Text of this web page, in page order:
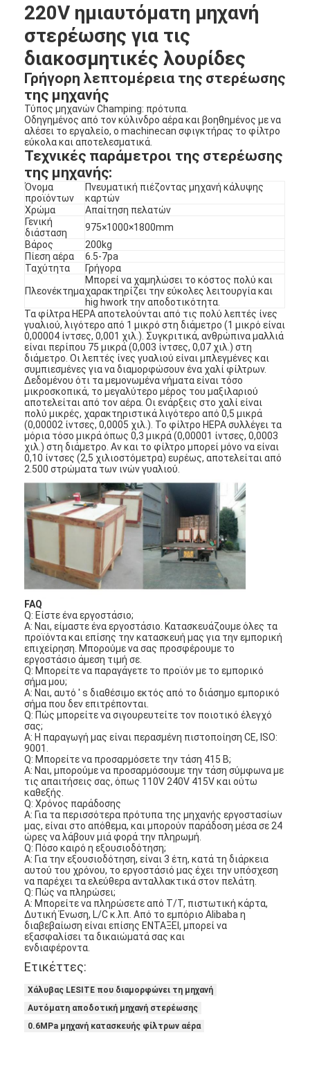
Σπίτι
Προϊόντα
Βίντεο
Σχετικά με εμάς
Επισκεψή εργοστασίου
Έλεγχος ποιότητας
Επικοινωνήστε μαζί μας
Ειδήσεις
Μιλήστε τώρα.
Φίλτρο αέρα που κατασκευάζει τη μηχανή
Μηχανή κατασκευής φίλτρων αέρα
220V ημιαυτόματη μηχανή
στερέωσης για τις
διακοσμητικές λουρίδες
Γρήγορη λεπτομέρεια της στερέωσης
της μηχανής
Τύπος μηχανών Champing: πρότυπα.
Οδηγημένος από τον κύλινδρο αέρα και βοηθημένος με να
αλέσει το εργαλείο, ο machinecan σφιγκτήρας το φίλτρο
εύκολα και αποτελεσματικά.
Τεχνικές παράμετροι της στερέωσης
της μηχανής:
Όνομα
προϊόντων
Πνευματική πιέζοντας μηχανή κάλυψης
καρτών
Χρώμα
Απαίτηση πελατών
Γενική
διάσταση
975×1000×1800mm
Βάρος
200kg
Πίεση αέρα
6.5-7pa
Ταχύτητα
Γρήγορα
Πλεονέκτημα
Μπορεί να χαμηλώσει το κόστος πολύ και
χαρακτηρίζει την εύκολες λειτουργία και
hig hwork την αποδοτικότητα.
Τα φίλτρα HEPA αποτελούνται από τις πολύ λεπτές ίνες
γυαλιού, λιγότερο από 1 μικρό στη διάμετρο (1 μικρό είναι
0,00004 ίντσες, 0,001 χιλ.). Συγκριτικά, ανθρώπινα μαλλιά
είναι περίπου 75 μικρά (0,003 ίντσες, 0,07 χιλ.) στη
διάμετρο. Οι λεπτές ίνες γυαλιού είναι μπλεγμένες και
συμπιεσμένες για να διαμορφώσουν ένα χαλί φίλτρων.
Δεδομένου ότι τα μεμονωμένα νήματα είναι τόσο
μικροσκοπικά, το μεγαλύτερο μέρος του μαξιλαριού
αποτελείται από τον αέρα. Οι ενάρξεις στο χαλί είναι
πολύ μικρές, χαρακτηριστικά λιγότερο από 0,5 μικρά
(0,00002 ίντσες, 0,0005 χιλ.). Το φίλτρο HEPA συλλέγει τα
μόρια τόσο μικρά όπως 0,3 μικρά (0,00001 ίντσες, 0,0003
χιλ.) στη διάμετρο. Αν και το φίλτρο μπορεί μόνο να είναι
0,10 ίντσες (2,5 χιλιοστόμετρα) ευρέως, αποτελείται από
2.500 στρώματα των ινών γυαλιού.
FAQ
Q: Είστε ένα εργοστάσιο;
Α: Ναι, είμαστε ένα εργοστάσιο. Κατασκευάζουμε όλες τα
προϊόντα και επίσης την κατασκευή μας για την εμπορική
επιχείρηση. Μπορούμε να σας προσφέρουμε το
εργοστάσιο άμεση τιμή σε.
Q: Μπορείτε να παραγάγετε το προϊόν με το εμπορικό
σήμα μου;
Α: Ναι, αυτό ' s διαθέσιμο εκτός από το διάσημο εμπορικό
σήμα που δεν επιτρέπονται.
Q: Πώς μπορείτε να σιγουρευτείτε τον ποιοτικό έλεγχό
σας;
Α: Η παραγωγή μας είναι περασμένη πιστοποίηση CE, ISO:
9001.
Q: Μπορείτε να προσαρμόσετε την τάση 415 Β;
Α: Ναι, μπορούμε να προσαρμόσουμε την τάση σύμφωνα με
τις απαιτήσεις σας, όπως 110V 240V 415V και ούτω
καθεξής.
Q: Χρόνος παράδοσης
Α: Για τα περισσότερα πρότυπα της μηχανής εργοστασίων
μας, είναι στο απόθεμα, και μπορούν παράδοση μέσα σε 24
ώρες να λάβουν μιά φορά την πληρωμή.
Q: Πόσο καιρό η εξουσιοδότηση;
Α: Για την εξουσιοδότηση, είναι 3 έτη, κατά τη διάρκεια
αυτού του χρόνου, το εργοστάσιό μαςέχει την υπόσχεση
να παρέχει τα ελεύθερα ανταλλακτικά στον πελάτη.
Q: Πώς να πληρώσει;
Α: Μπορείτε να πληρώσετε από T/T, πιστωτική κάρτα,
Δυτική Ένωση, L/C κ.λπ. Από το εμπόριο Alibaba η
διαβεβαίωση είναι επίσης ΕΝΤΑΞΕΙ, μπορεί να
εξασφαλίσει τα δικαιώματά σας και
ενδιαφέροντα.
Ετικέττες:
Χάλυβας LESITE που διαμορφώνει τη μηχανή
Αυτόματη αποδοτική μηχανή στερέωσης
0.6MPa μηχανή κατασκευής φίλτρων αέρα